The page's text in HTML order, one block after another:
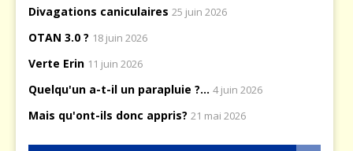
Divagations caniculaires 25 juin 2026
OTAN 3.0 ? 18 juin 2026
Verte Erin 11 juin 2026
Quelqu'un a-t-il un parapluie ?... 4 juin 2026
Mais qu'ont-ils donc appris? 21 mai 2026